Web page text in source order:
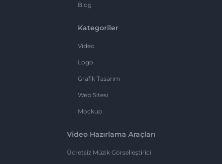
Blog
Kategoriler
Video
Logo
Grafik Tasarım
Web Sitesi
Mockup
Video Hazırlama Araçları
Ücretsiz Müzik Görselleştirici